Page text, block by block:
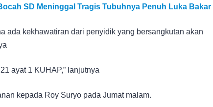
SD Meninggal Tragis Tubuhnya Penuh Luka Bakar
ada kekhawatiran dari penyidik yang bersangkutan akan
ayat 1 KUHAP,” lanjutnya
kepada Roy Suryo pada Jumat malam.